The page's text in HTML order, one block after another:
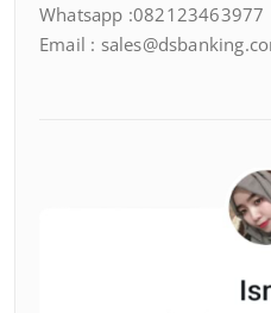
Whatsapp :082123463977
Email :